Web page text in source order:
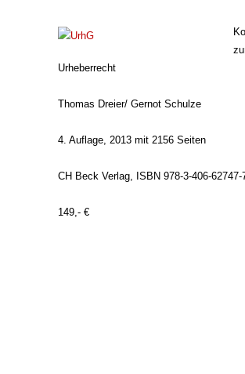
Urheberrecht
Thomas Dreier/ Gernot Schulze
4. Auflage, 2013 mit 2156 Seiten
CH Beck Verlag, ISBN 978-3-406-62747-
149,- €